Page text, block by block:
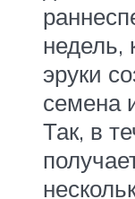
недель,
эруки
семена
Так, в